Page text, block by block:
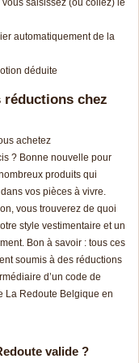
saisissez (ou collez) le
automatiquement de la
déduite
chez
achetez
? Bonne nouvelle pour
produits qui
vos pièces à vivre.
vous trouverez de quoi
style vestimentaire et un
Bon à savoir : tous ces
soumis à des réductions
d’un code de
La Redoute Belgique en
valide ?